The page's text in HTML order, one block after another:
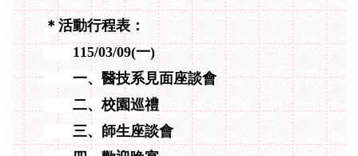
＊活動行程表：
115/03/09(一)
一、醫技系見面座談會
二、校園巡禮
三、師生座談會